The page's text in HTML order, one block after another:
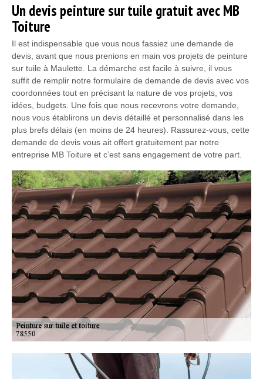
Un devis peinture sur tuile gratuit avec MB
Toiture
Il est indispensable que vous nous fassiez une demande de
devis, avant que nous prenions en main vos projets de peinture
sur tuile à Maulette. La démarche est facile à suivre, il vous
suffit de remplir notre formulaire de demande de devis avec vos
coordonnées tout en précisant la nature de vos projets, vos
idées, budgets. Une fois que nous recevrons votre demande,
nous vous établirons un devis détaillé et personnalisé dans les
plus brefs délais (en moins de 24 heures). Rassurez-vous, cette
demande de devis vous ait offert gratuitement par notre
entreprise MB Toiture et c’est sans engagement de votre part.